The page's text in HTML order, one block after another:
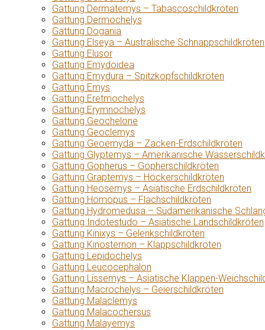
Gattung Dermatemys – Tabascoschildkröten
Gattung Dermochelys
Gattung Dogania
Gattung Elseya – Australische Schnappschildkröten
Gattung Elusor
Gattung Emydoidea
Gattung Emydura – Spitzkopfschildkröten
Gattung Emys
Gattung Eretmochelys
Gattung Erymnochelys
Gattung Geochelone
Gattung Geoclemys
Gattung Geoemyda – Zacken-Erdschildkröten
Gattung Glyptemys – Amerikanische
Gattung Gopherus – Gopherschildkröten
Gattung Graptemys – Höckerschildkröten
Gattung Heosemys – Asiatische Erdschildkröten
Gattung Homopus – Flachschildkröten
Gattung Hydromedusa – Südamerikanische
Gattung Indotestudo – Asiatische Landschildkröten
Gattung Kinixys – Gelenkschildkröten
Gattung Kinosternon – Klappschildkröten
Gattung Lepidochelys
Gattung Leucocephalon
Gattung Lissemys – Asiatische Klappen-
Gattung Macrochelys – Geierschildkröten
Gattung Malaclemys
Gattung Malacochersus
Gattung Malayemys